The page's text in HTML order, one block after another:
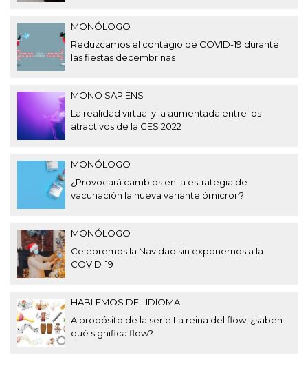
MONÓLOGO
Reduzcamos el contagio de COVID-19 durante
las fiestas decembrinas
MONO SAPIENS
La realidad virtual y la aumentada entre los
atractivos de la CES 2022
MONÓLOGO
¿Provocará cambios en la estrategia de
vacunación la nueva variante ómicron?
MONÓLOGO
Celebremos la Navidad sin exponernos a la
COVID-19
HABLEMOS DEL IDIOMA
A propósito de la serie La reina del flow, ¿saben
qué significa flow?